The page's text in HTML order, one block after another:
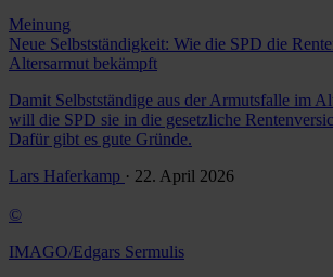
Meinung
Neue Selbstständigkeit: Wie die SPD die
Altersarmut bekämpft
Damit Selbstständige aus der Armutsfalle im
will die SPD sie in die gesetzliche
Dafür gibt es gute Gründe.
Lars Haferkamp · 22. April 2026
©
IMAGO/Edgars Sermulis